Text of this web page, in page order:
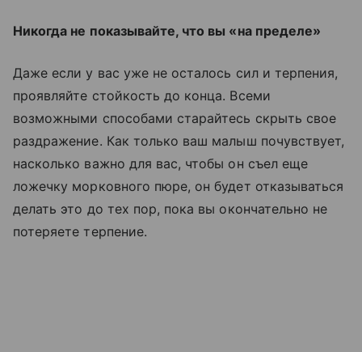
Никогда не показывайте, что вы «на пределе»
Даже если у вас уже не осталось сил и терпения,
проявляйте стойкость до конца. Всеми
возможными способами старайтесь скрыть свое
раздражение. Как только ваш малыш почувствует,
насколько важно для вас, чтобы он съел еще
ложечку морковного пюре, он будет отказываться
делать это до тех пор, пока вы окончательно не
потеряете терпение.